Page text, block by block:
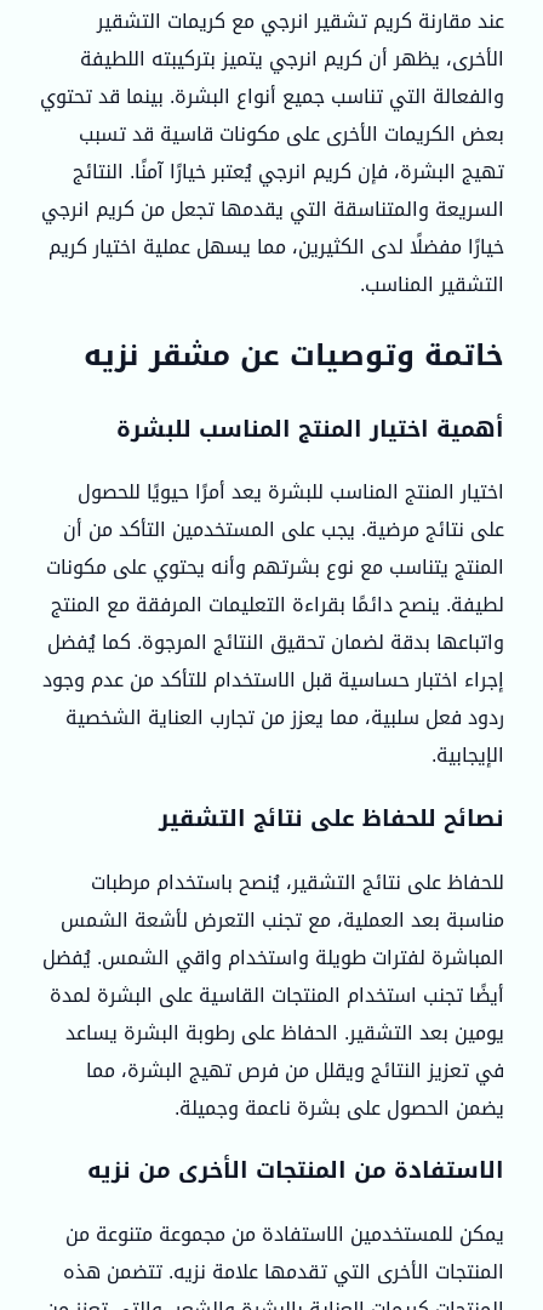
عند مقارنة كريم تشقير انرجي مع كريمات التشقير
الأخرى، يظهر أن كريم انرجي يتميز بتركيبته اللطيفة
والفعالة التي تناسب جميع أنواع البشرة. بينما قد تحتوي
بعض الكريمات الأخرى على مكونات قاسية قد تسبب
تهيج البشرة، فإن كريم انرجي يُعتبر خيارًا آمنًا. النتائج
السريعة والمتناسقة التي يقدمها تجعل من كريم انرجي
خيارًا مفضلًا لدى الكثيرين، مما يسهل عملية اختيار كريم
التشقير المناسب.
خاتمة وتوصيات عن مشقر نزيه
أهمية اختيار المنتج المناسب للبشرة
اختيار المنتج المناسب للبشرة يعد أمرًا حيويًا للحصول
على نتائج مرضية. يجب على المستخدمين التأكد من أن
المنتج يتناسب مع نوع بشرتهم وأنه يحتوي على مكونات
لطيفة. ينصح دائمًا بقراءة التعليمات المرفقة مع المنتج
واتباعها بدقة لضمان تحقيق النتائج المرجوة. كما يُفضل
إجراء اختبار حساسية قبل الاستخدام للتأكد من عدم وجود
ردود فعل سلبية، مما يعزز من تجارب العناية الشخصية
الإيجابية.
نصائح للحفاظ على نتائج التشقير
للحفاظ على نتائج التشقير، يُنصح باستخدام مرطبات
مناسبة بعد العملية، مع تجنب التعرض لأشعة الشمس
المباشرة لفترات طويلة واستخدام واقي الشمس. يُفضل
أيضًا تجنب استخدام المنتجات القاسية على البشرة لمدة
يومين بعد التشقير. الحفاظ على رطوبة البشرة يساعد
في تعزيز النتائج ويقلل من فرص تهيج البشرة، مما
يضمن الحصول على بشرة ناعمة وجميلة.
الاستفادة من المنتجات الأخرى من نزيه
يمكن للمستخدمين الاستفادة من مجموعة متنوعة من
المنتجات الأخرى التي تقدمها علامة نزيه. تتضمن هذه